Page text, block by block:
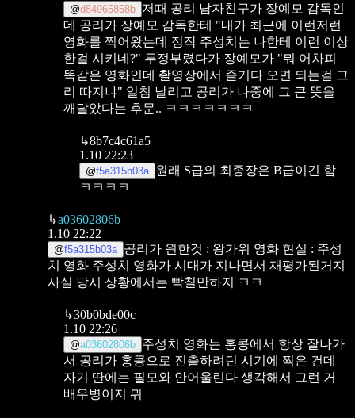
@d84965858b 저때 공리 남자친구가 장예모 감독인
데 공리가 장예모 감독한테 "내가 최근에 이런저런
영화를 찍어왔는데 정작 주성치는 나한테 이런 이상
한걸 시키네?" 투정부렸다가 장예모가 "뭐 어차피
똑같은 영화인데 촬영장에서 즐기다 오면 되는걸 그
리 따지냐" 일침 날리고 공리가 나중에 그 큰 뜻을
깨달았다는 후문.. ㅋㅋㅋㅋㅋㅋㅋ
↳8b7c4c61a5
1.10 22:23
@f5a315b03a 원래 S급의 최종장은 B급이긴 함
ㅋㅋㅋㅋ
↳a03602806b
1.10 22:22
@f5a315b03a 공리가 원한것 : 왕가위 영화 현실 : 주성
치 영화 주성치 영화가 시대가 지나면서 재평가된거지
사실 당시 상황에서는 빡칠만하지 ㅋㅋ
↳30b0bde00c
1.10 22:26
@a03602806b 주성치 영화는 홍콩에서 항상 잘나가
서 공리가 홍콩으로 진출하려던 시기에 찍은 건데
자기 딴에는 필모와 안어울린다 생각해서 그런 거
배우병이지 뭐